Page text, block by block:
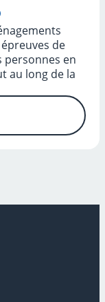
de
personnes en
au long de la